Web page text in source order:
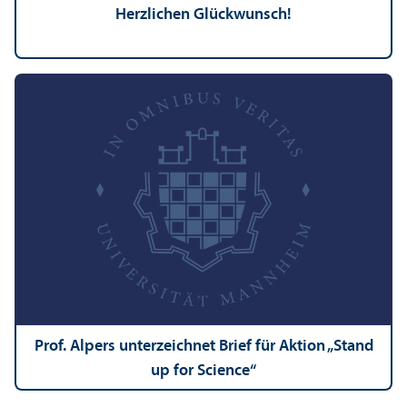
Herzlichen Glückwunsch!
Prof. Alpers unter­zeichnet Brief für Aktion „Stand
up for Science“